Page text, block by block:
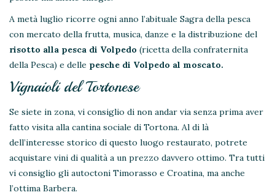
A metà luglio ricorre ogni anno l’abituale Sagra della pesca
con mercato della frutta, musica, danze e la distribuzione del
risotto alla pesca di Volpedo (ricetta della confraternita
della Pesca) e delle pesche di Volpedo al moscato.
Vignaioli del Tortonese
Se siete in zona, vi consiglio di non andar via senza prima aver
fatto visita alla cantina sociale di Tortona. Al di là
dell’interesse storico di questo luogo restaurato, potrete
acquistare vini di qualità a un prezzo davvero ottimo. Tra tutti
vi consiglio gli autoctoni Timorasso e Croatina, ma anche
l’ottima Barbera.